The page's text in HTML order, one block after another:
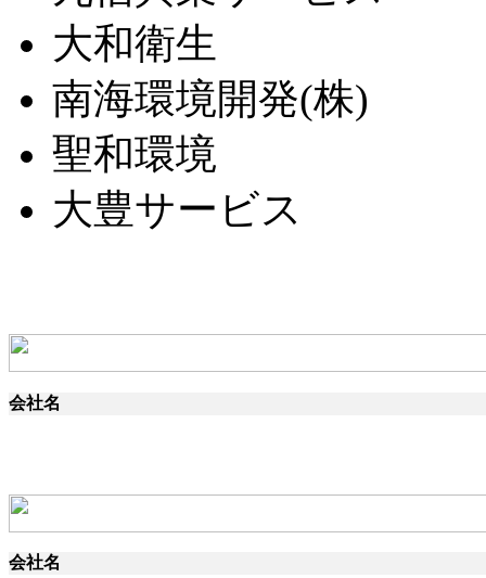
大和衛生
南海環境開発(株)
聖和環境
大豊サービス
会社名
会社名